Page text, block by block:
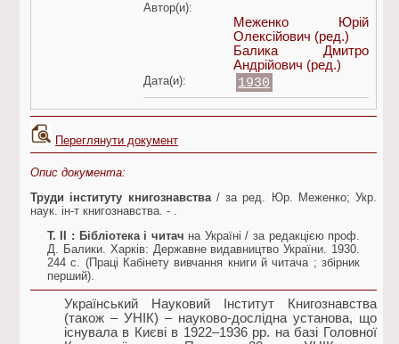
Автор(и):
Меженко Юрій
Олексійович (ред.)
Балика Дмитро
Андрійович (ред.)
Дата(и): 1930
Переглянути документ
Опис документа:
Труди інституту книгознавства/ за ред. Юр. Меженко; Укр.
наук. ін-т книгознавства. - .
Т. II
: Бібліотека і читач на Україні / за редакцією проф.
Д. Балики. Харків: Державне видавництво України. 1930.
244 с. (Праці Кабінету вивчання книги й читача ; збірник
перший).
Український Науковий Інститут Книгознавства
(також – УНІК) – науково-дослідна установа, що
існувала в Києві в 1922–1936 рр. на базі Головної